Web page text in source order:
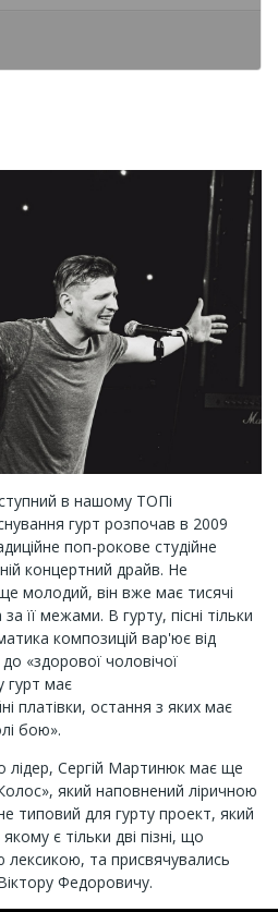
в нашому ТОПі
гурт розпочав в 2009
поп-рокове студійне
концертний драйв. Не
молодий, він вже має тисячі
її межами. В гурту, пісні тільки
композицій вар'ює від
«здорової чоловічої
гурт має
платівки, остання з яких має
бою».
лідер, Сергій Мартинюк має ще
який наповнений ліричною
типовий для гурту проект, який
є тільки дві пізні, що
та присвячувались
Федоровичу.